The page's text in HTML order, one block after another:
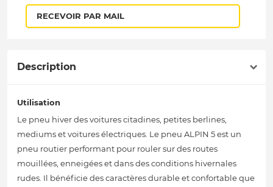
RECEVOIR PAR MAIL
Description
Utilisation
Le pneu hiver des voitures citadines, petites berlines,
mediums et voitures électriques. Le pneu ALPIN 5 est un
pneu routier performant pour rouler sur des routes
mouillées, enneigées et dans des conditions hivernales
rudes. Il bénéficie des caractères durable et confortable que